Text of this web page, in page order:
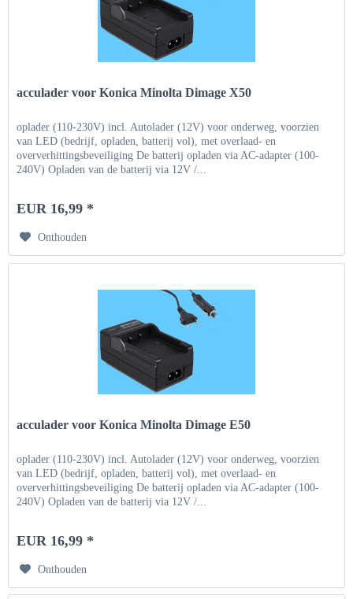
acculader voor Konica Minolta Dimage X50
oplader (110-230V) incl. Autolader (12V) voor onderweg, voorzien
van LED (bedrijf, opladen, batterij vol), met overlaad- en
oververhittingsbeveiliging De batterij opladen via AC-adapter (100-
240V) Opladen van de batterij via 12V /...
EUR 16,99 *
Onthouden
acculader voor Konica Minolta Dimage E50
oplader (110-230V) incl. Autolader (12V) voor onderweg, voorzien
van LED (bedrijf, opladen, batterij vol), met overlaad- en
oververhittingsbeveiliging De batterij opladen via AC-adapter (100-
240V) Opladen van de batterij via 12V /...
EUR 16,99 *
Onthouden